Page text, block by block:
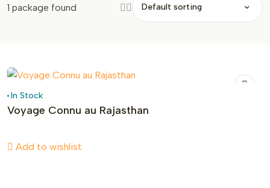
1 package found
Grid
List
In Stock
Voyage Connu au Rajasthan
Add to wishlist